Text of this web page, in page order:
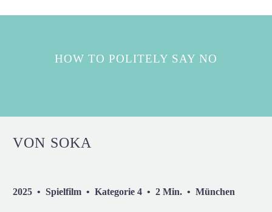
HOW TO POLITELY SAY NO
VON SOKA
2025 • Spielfilm • Kategorie 4 • 2 Min. • München